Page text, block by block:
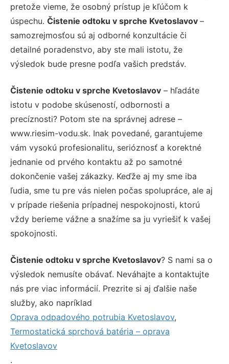
pretože vieme, že osobný prístup je kľúčom k
úspechu. Čistenie odtoku v sprche Kvetoslavov –
samozrejmosťou sú aj odborné konzultácie či
detailné poradenstvo, aby ste mali istotu, že
výsledok bude presne podľa vašich predstáv.
Čistenie odtoku v sprche Kvetoslavov – hľadáte
istotu v podobe skúseností, odbornosti a
precíznosti? Potom ste na správnej adrese –
www.riesim-vodu.sk. Inak povedané, garantujeme
vám vysokú profesionalitu, serióznosť a korektné
jednanie od prvého kontaktu až po samotné
dokončenie vašej zákazky. Keďže aj my sme iba
ľudia, sme tu pre vás nielen počas spolupráce, ale aj
v prípade riešenia prípadnej nespokojnosti, ktorú
vždy berieme vážne a snažíme sa ju vyriešiť k vašej
spokojnosti.
Čistenie odtoku v sprche Kvetoslavov? S nami sa o
výsledok nemusíte obávať. Neváhajte a kontaktujte
nás pre viac informácií. Prezrite si aj ďalšie naše
služby, ako napríklad
Oprava odpadového potrubia Kvetoslavov,
Termostatická sprchová batéria – oprava
Kvetoslavov
.